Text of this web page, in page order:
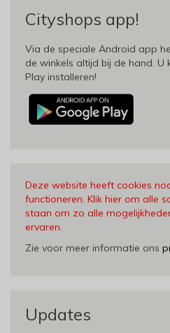
Cityshops app!
Via de speciale Android app
de winkels altijd bij de hand. U
Play installeren!
Deze website heeft cookies
functioneren. Klik hier om alle
staan om zo alle
ervaren
Zie voor meer informatie ons
Updates